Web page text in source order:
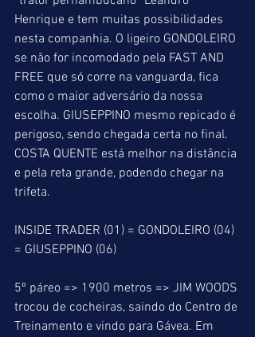
Henrique e tem muitas possibilidades
nesta companhia. O ligeiro GONDOLEIRO
se não for incomodado pela FAST AND
FREE que só corre na vanguarda, fica
como o maior adversário da nossa
escolha. GIUSEPPINO mesmo repicado é
perigoso, sendo chegada certa no final.
COSTA QUENTE está melhor na distância
e pela reta grande, podendo chegar na
trifeta.
INSIDE TRADER (01) = GONDOLEIRO (04)
= GIUSEPPINO (06)
5º páreo => 1900 metros => JIM WOODS
trocou de cocheiras, saindo do Centro de
Treinamento e vindo para Gávea. Em